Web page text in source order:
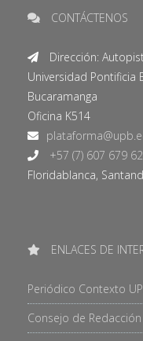
CONTÁCTENOS
Dirección:
Universidad Pontificia
Bucaramanga
Oficina K514
+57 (7) 607 679
Floridablanca,
ENLACES DE
Periódico Contexto
Consejo de Redacción